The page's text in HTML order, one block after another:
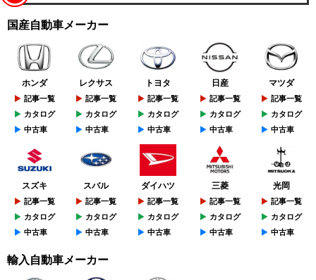
国産自動車メーカー
ホンダ
記事一覧
カタログ
中古車
レクサス
記事一覧
カタログ
中古車
トヨタ
記事一覧
カタログ
中古車
日産
記事一覧
カタログ
中古車
マツダ
記事一覧
カタログ
中古車
スズキ
記事一覧
カタログ
中古車
スバル
記事一覧
カタログ
中古車
ダイハツ
記事一覧
カタログ
中古車
三菱
記事一覧
カタログ
中古車
光岡
記事一覧
カタログ
中古車
輸入自動車メーカー